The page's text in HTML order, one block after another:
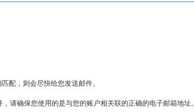
配，则会尽快给您发送邮件。
请确保您使用的是与您的账户相关联的正确的电子邮箱地址。